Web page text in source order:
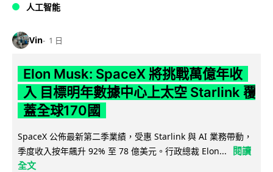
人工智能
Vin 1 日
Elon Musk: SpaceX 將挑戰萬億年收
入 目標明年數據中心上太空 Starlink 覆
蓋全球170國
SpaceX 公佈最新第二季業績，受惠 Starlink 與 AI 業務帶動，
季度收入按年飆升 92% 至 78 億美元。行政總裁 Elon...
閱讀
全文